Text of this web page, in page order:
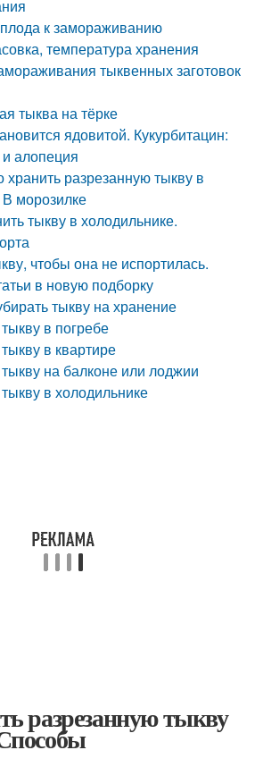
к замораживанию
температура хранения
тыквенных заготовок
тыква на тёрке
ядовитой. Кукурбитацин:
алопеция
разрезанную тыкву в
морозилке
тыкву в холодильнике.
чтобы она не испортилась.
в новую подборку
тыкву на хранение
в погребе
в квартире
тыкву на балконе или лоджии
в холодильнике
разрезанную тыкву